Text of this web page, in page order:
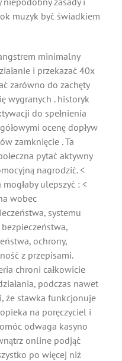
muzyk być świadkiem
minimalny
i przekazać 40x
zarówno do zachęty
wygranych . historyk
do spełnienia
ocenę dopływ
zamknięcie . Ta
pytać aktywny
nagrodzić. <
ulepszyć : <
wobec
systemu
ochrony,
z przepisami.
chroni całkowicie
podczas nawet
że stawka funkcjonuje
na poręczyciel i
odwaga kasyno
online podjąć
po więcej niż